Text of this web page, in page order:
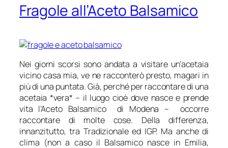
Fragole all’Aceto Balsamico
Nei giorni scorsi sono andata a visitare un’acetaia
vicino casa mia, ve ne racconterò presto, magari in
più di una puntata. Già, perché per raccontare di una
acetaia *vera* – il luogo cioè dove nasce e prende
vita l’Aceto Balsamico di Modena – occorre
raccontare di molte cose. Della differenza,
innanzitutto, tra Tradizionale ed IGP. Ma anche di
clima (non a caso il Balsamico nasce in Emilia,